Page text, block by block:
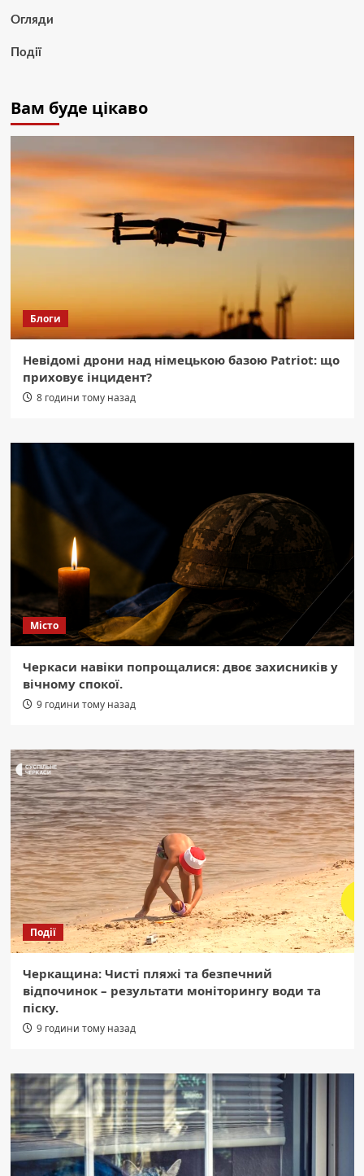
Огляди
Події
Вам буде цікаво
Блоги
Невідомі дрони над німецькою базою Patriot: що
приховує інцидент?
8 години тому назад
Місто
Черкаси навіки попрощалися: двоє захисників у
вічному спокої.
9 години тому назад
Події
Черкащина: Чисті пляжі та безпечний
відпочинок – результати моніторингу води та
піску.
9 години тому назад